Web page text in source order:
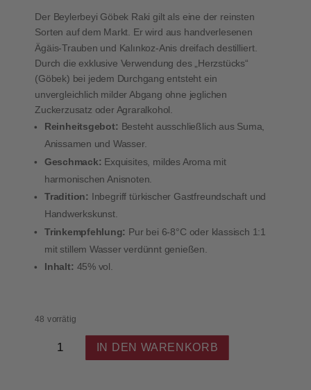
Der Beylerbeyi Göbek Raki gilt als eine der reinsten
Sorten auf dem Markt. Er wird aus handverlesenen
Ägäis-Trauben und Kalınkoz-Anis dreifach destilliert.
Durch die exklusive Verwendung des „Herzstücks“
(Göbek) bei jedem Durchgang entsteht ein
unvergleichlich milder Abgang ohne jeglichen
Zuckerzusatz oder Agraralkohol.
Reinheitsgebot: Besteht ausschließlich aus Suma,
Anissamen und Wasser.
Geschmack: Exquisites, mildes Aroma mit
harmonischen Anisnoten.
Tradition:
Inbegriff türkischer Gastfreundschaft und
Handwerkskunst.
Trinkempfehlung: Pur bei 6-8°C oder klassisch 1:1
mit stillem Wasser verdünnt genießen.
Inhalt: 45% vol.
48 vorrätig
Göbek
IN DEN WARENKORB